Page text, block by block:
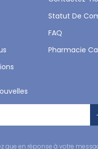
Statut De
FAQ
Pharmacie
que en réponse à votre